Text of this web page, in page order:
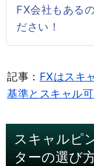
FX会社もある
ださい！
記事： FXはスキ
基準とスキャル
スキャルピ
ターの選び